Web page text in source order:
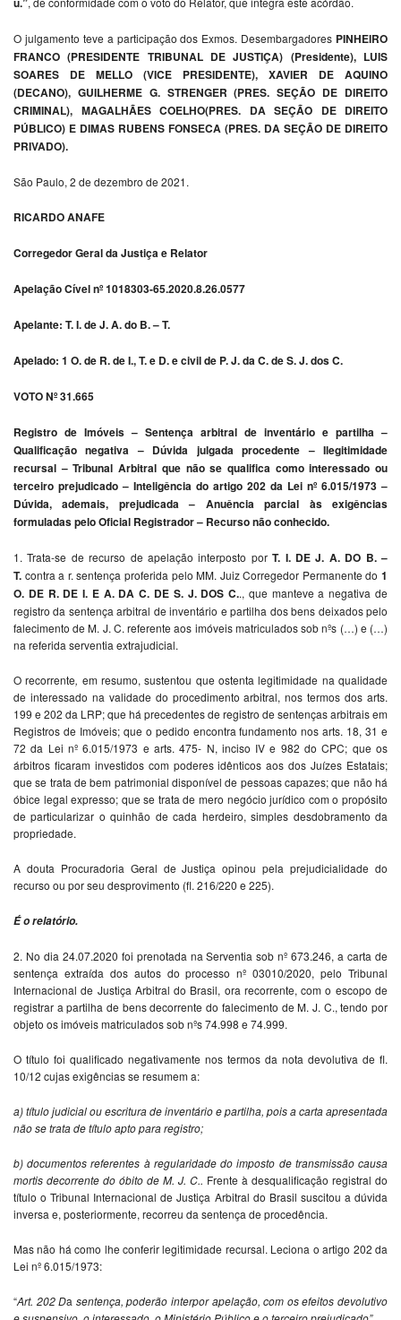
O julgamento teve a participação dos Exmos. Desembargadores PINHEIRO
FRANCO (PRESIDENTE TRIBUNAL DE JUSTIÇA) (Presidente), LUIS
SOARES DE MELLO (VICE PRESIDENTE), XAVIER DE AQUINO
(DECANO), GUILHERME G. STRENGER (PRES. SEÇÃO DE DIREITO
CRIMINAL), MAGALHÃES COELHO(PRES. DA SEÇÃO DE DIREITO
PÚBLICO) E DIMAS RUBENS FONSECA (PRES. DA SEÇÃO DE DIREITO
PRIVADO).
São Paulo, 2 de dezembro de 2021.
RICARDO ANAFE
Corregedor Geral da Justiça e Relator
Apelação Cível nº 1018303-65.2020.8.26.0577
Apelante: T. I. de J. A. do B. – T.
Apelado: 1 O. de R. de I., T. e D. e civil de P. J. da C. de S. J. dos C.
VOTO Nº 31.665
Registro de Imóveis – Sentença arbitral de inventário e partilha –
Qualificação negativa – Dúvida julgada procedente – Ilegitimidade
recursal – Tribunal Arbitral que não se qualifica como interessado ou
terceiro prejudicado – Inteligência do artigo 202 da Lei nº 6.015/1973 –
Dúvida, ademais, prejudicada – Anuência parcial às exigências
formuladas pelo Oficial Registrador – Recurso não conhecido.
1. Trata-se de recurso de apelação interposto porT. I. DE J. A. DO B. –
T. contra a r. sentença proferida pelo MM. Juiz Corregedor Permanente do1
O. DE R. DE I. E A. DA C. DE S. J. DOS C.., que manteve a negativa de
registro da sentença arbitral de inventário e partilha dos bens deixados pelo
falecimento de M. J. C. referente aos imóveis matriculados sob nºs (…) e (…)
na referida serventia extrajudicial.
O recorrente, em resumo, sustentou que ostenta legitimidade na qualidade
de interessado na validade do procedimento arbitral, nos termos dos arts.
199 e 202 da LRP; que há precedentes de registro de sentenças arbitrais em
Registros de Imóveis; que o pedido encontra fundamento nos arts. 18, 31 e
72 da Lei nº 6.015/1973 e arts. 475- N, inciso IV e 982 do CPC; que os
árbitros ficaram investidos com poderes idênticos aos dos Juízes Estatais;
que se trata de bem patrimonial disponível de pessoas capazes; que não há
óbice legal expresso; que se trata de mero negócio jurídico com o propósito
de particularizar o quinhão de cada herdeiro, simples desdobramento da
propriedade.
A douta Procuradoria Geral de Justiça opinou pela prejudicialidade do
recurso ou por seu desprovimento (fl. 216/220 e 225).
É o relatório.
2. No dia 24.07.2020 foi prenotada na Serventia sob nº 673.246, a carta de
sentença extraída dos autos do processo nº 03010/2020, pelo Tribunal
Internacional de Justiça Arbitral do Brasil, ora recorrente, com o escopo de
registrar a partilha de bens decorrente do falecimento de M. J. C., tendo por
objeto os imóveis matriculados sob nºs 74.998 e 74.999.
O título foi qualificado negativamente nos termos da nota devolutiva de fl.
10/12 cujas exigências se resumem a:
a) título judicial ou escritura de inventário e partilha, pois a carta apresentada
não se trata de título apto para registro;
b) documentos referentes à regularidade do imposto de transmissão causa
mortis decorrente do óbito de M. J. C.. Frente à desqualificação registral do
título o Tribunal Internacional de Justiça Arbitral do Brasil suscitou a dúvida
inversa e, posteriormente, recorreu da sentença de procedência.
Mas não há como lhe conferir legitimidade recursal. Leciona o artigo 202 da
Lei nº 6.015/1973:
“Art. 202 Da sentença, poderão interpor apelação, com os efeitos devolutivo